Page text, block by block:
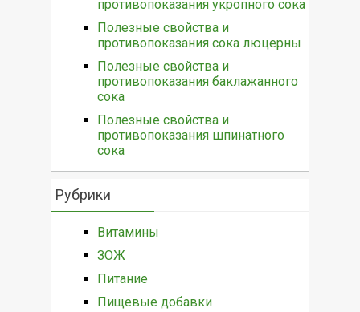
противопоказания укропного сока
Полезные свойства и
противопоказания сока люцерны
Полезные свойства и
противопоказания баклажанного
сока
Полезные свойства и
противопоказания шпинатного
сока
Рубрики
Витамины
ЗОЖ
Питание
Пищевые добавки